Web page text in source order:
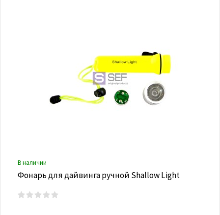
В наличии
Фонарь для дайвинга ручной Shallow Light